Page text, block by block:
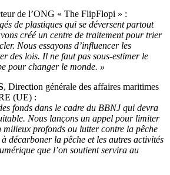
de l’ONG « The FlipFlopi » :
de plastiques qui se déversent partout
créé un centre de traitement pour trier
Nous essayons d’influencer les
des lois. Il ne faut pas sous-estimer le
pour changer le monde. »
, Direction générale des affaires maritimes
(UE) :
fonds dans le cadre du BBNJ qui devra
Nous lançons un appel pour limiter
milieux profonds ou lutter contre la pêche
décarboner la pêche et les autres activités
que l’on soutient servira au